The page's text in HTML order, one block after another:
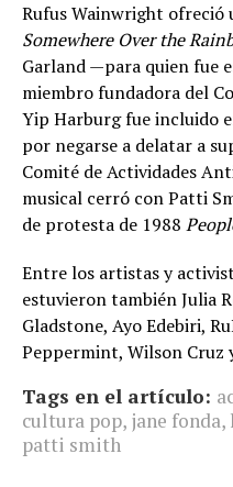
Rufus Wainwright ofreció
Somewhere Over the
Garland —para quien fue
miembro fundadora del
Yip Harburg fue incluido
por negarse a delatar a
Comité de Actividades
musical cerró con Patti
de protesta de 1988
Entre los artistas y
estuvieron también Julia
Gladstone, Ayo Edebiri,
Peppermint, Wilson Cruz
Tags en el artículo:
cultura pop, jane fonda,
patti smith